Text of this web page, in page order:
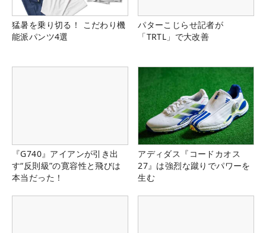
猛暑を乗り切る！ こだわり機
能派パンツ4選
パターこじらせ記者が
「TRTL」で大改善
『G740』アイアンが引き出
す“反則級”の寛容性と飛びは
本当だった！
アディダス『コードカオス
27』は強烈な蹴りでパワーを
生む